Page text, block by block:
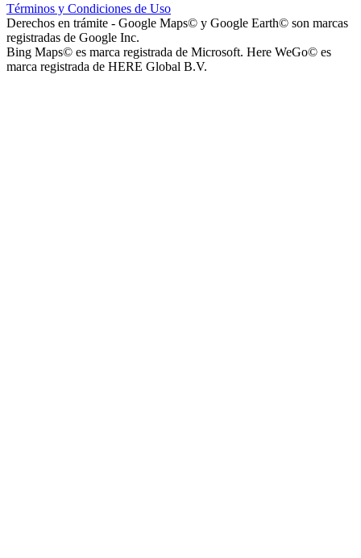
Términos y Condiciones de Uso
Derechos en trámite - Google Maps© y Google Earth© son marcas
registradas de Google Inc.
Bing Maps© es marca registrada de Microsoft. Here WeGo© es
marca registrada de HERE Global B.V.